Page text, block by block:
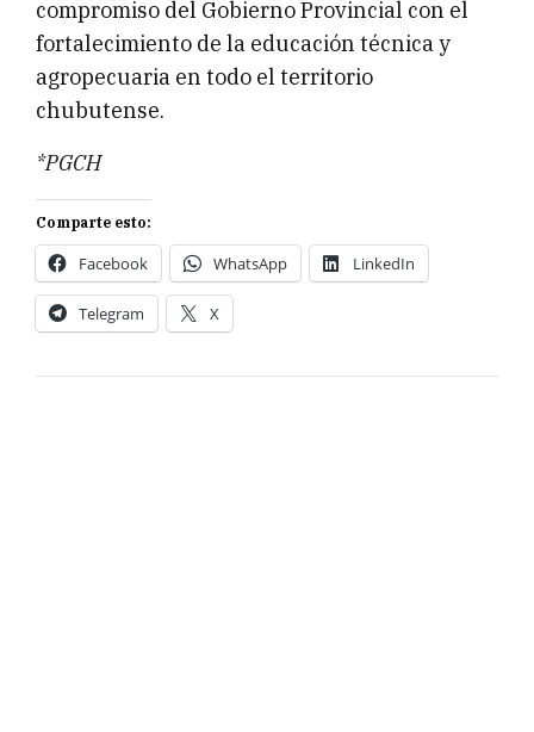
compromiso del Gobierno Provincial con el
fortalecimiento de la educación técnica y
agropecuaria en todo el territorio
chubutense.
*PGCH
Comparte esto:
Facebook WhatsApp LinkedIn
Telegram X